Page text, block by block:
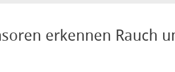
erkennen Rauch